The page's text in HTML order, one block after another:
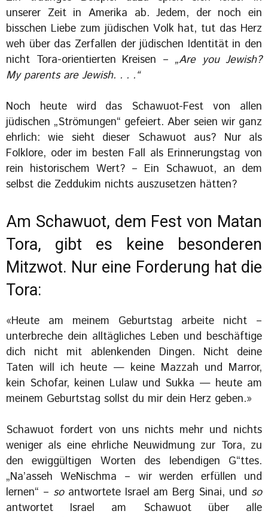
unserer Zeit in Amerika ab. Jedem, der noch ein
bisschen Liebe zum jüdischen Volk hat, tut das Herz
weh über das Zerfallen der jüdischen Identität in den
nicht Tora-orientierten Kreisen – „Are you Jewish?
My parents are Jewish. . . .“
Noch heute wird das Schawuot-Fest von allen
jüdischen „Strömungen“ gefeiert. Aber seien wir ganz
ehrlich: wie sieht dieser Schawuot aus? Nur als
Folklore, oder im besten Fall als Erinnerungstag von
rein historischem Wert? – Ein Schawuot, an dem
selbst die Zeddukim nichts auszusetzen hätten?
Am Schawuot, dem Fest von Matan
Tora, gibt es keine besonderen
Mitzwot. Nur eine Forderung hat die
Tora:
«Heute am meinem Geburtstag arbeite nicht –
unterbreche dein alltägliches Leben und beschäftige
dich nicht mit ablenkenden Dingen. Nicht deine
Taten will ich heute — keine Mazzah und Marror,
kein Schofar, keinen Lulaw und Sukka — heute am
meinem Geburtstag sollst du mir dein Herz geben.»
Schawuot fordert von uns nichts mehr und nichts
weniger als eine ehrliche Neuwidmung zur Tora, zu
den ewiggültigen Worten des lebendigen G“ttes.
„Na’asseh WeNischma – wir werden erfüllen und
lernen“ – so antwortete Israel am Berg Sinai, und so
antwortet Israel am Schawuot über alle